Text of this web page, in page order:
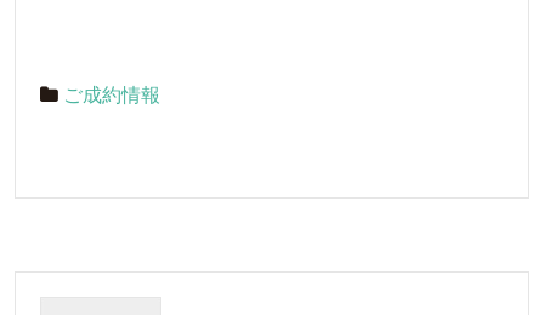
ご成約情報